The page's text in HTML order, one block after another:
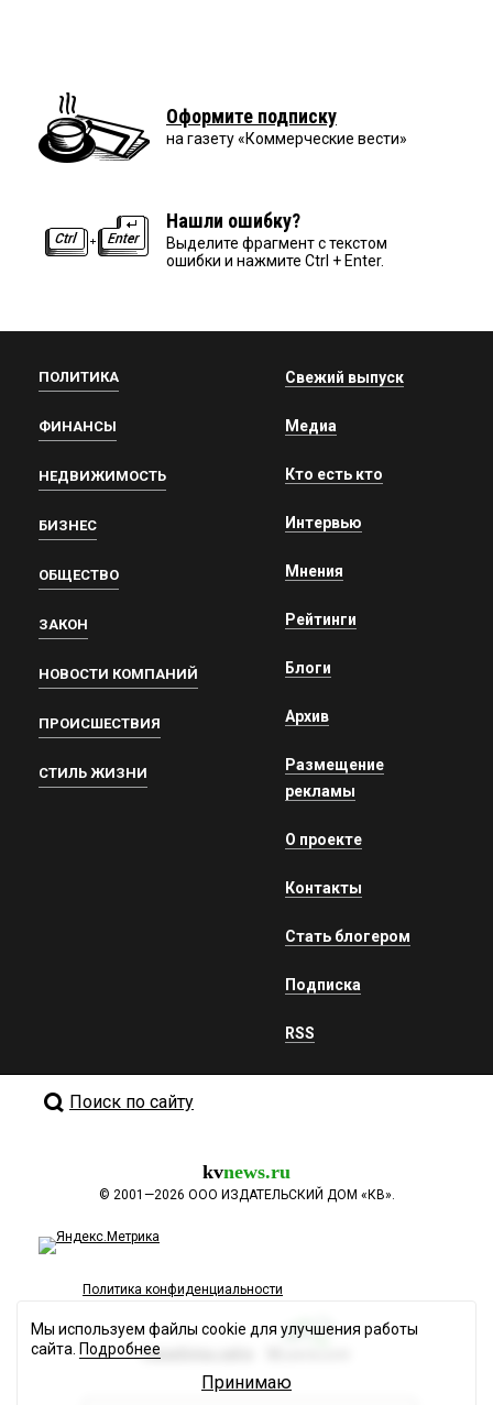
Оформите подписку
на газету «Коммерческие вести»
Нашли ошибку?
Выделите фрагмент с текстом
ошибки и нажмите Ctrl + Enter.
ПОЛИТИКА
ФИНАНСЫ
НЕДВИЖИМОСТЬ
БИЗНЕС
ОБЩЕСТВО
ЗАКОН
НОВОСТИ КОМПАНИЙ
ПРОИСШЕСТВИЯ
СТИЛЬ ЖИЗНИ
Свежий выпуск
Медиа
Кто есть кто
Интервью
Мнения
Рейтинги
Блоги
Архив
Размещение
рекламы
О проекте
Контакты
Стать блогером
Подписка
RSS
Поиск по сайту
kvnews.ru
© 2001—2026 ООО ИЗДАТЕЛЬСКИЙ ДОМ «КВ».
Политика конфиденциальности
Разработка сайта
Мы используем файлы cookie для улучшения работы
сайта. Подробнее
Принимаю